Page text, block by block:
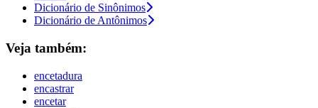
Dicionário de Sinônimos
Dicionário de Antônimos
Veja também:
encetadura
encastrar
encetar